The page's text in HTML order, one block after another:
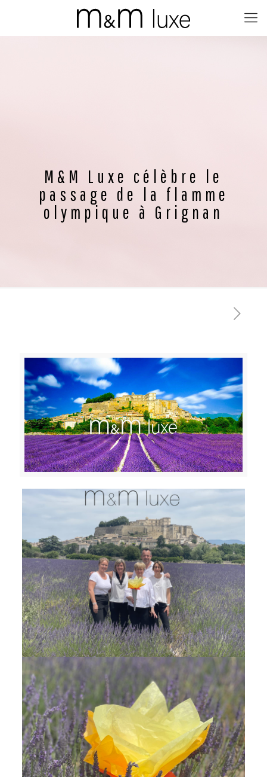
M&M Luxe célèbre le
passage de la flamme
olympique à Grignan